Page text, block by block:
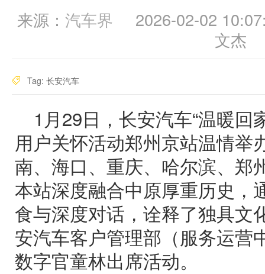
来源： 汽车界
2026-02-02
文杰
Tag: 长安汽车
1月29日，长安汽车“温暖回
用户关怀活动郑州京站温情举
南、海口、重庆、哈尔滨、郑
本站深度融合中原厚重历史，
食与深度对话，诠释了独具文
安汽车客户管理部（服务运营
数字官童林出席活动。